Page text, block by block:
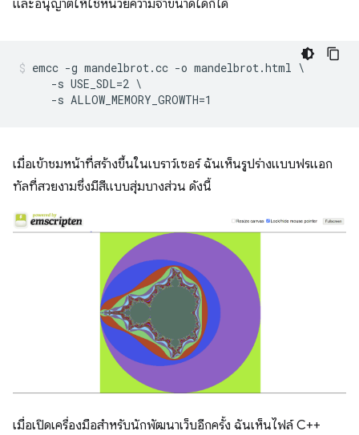
และอนุญาตให้ใช้หน่วยความจำขนาดใดก็ได้
emcc -g mandelbrot.cc -o mandelbrot.html \
     -s USE_SDL=2 \
เมื่อเข้าชมหน้าที่สร้างขึ้นในเบราว์เซอร์ ฉันเห็นรูปร่างแบบฟรแอก
ทัลที่สวยงามซึ่งมีสีแบบสุ่มบางส่วน ดังนี้
เมื่อเปิดเครื่องมือสำหรับนักพัฒนาเว็บอีกครั้ง ฉันเห็นไฟล์ C++